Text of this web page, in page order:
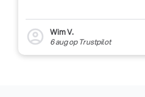
account_circle
Wim V.
6 augop Trustpilot